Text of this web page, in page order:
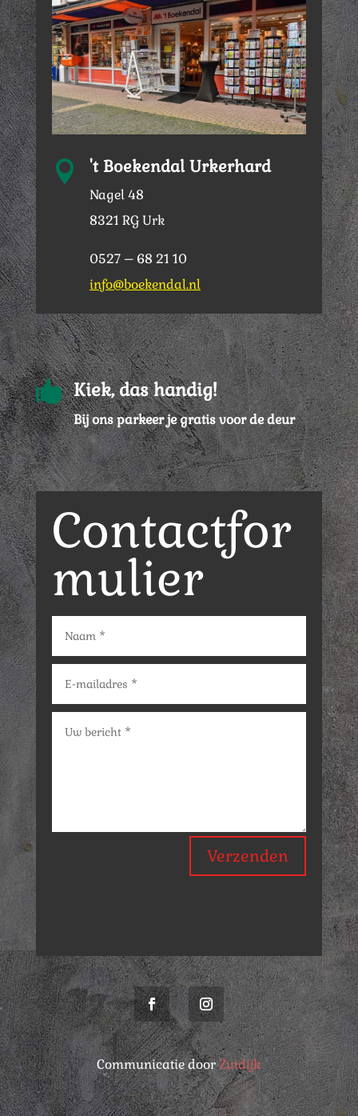
 't Boekendal Urkerhard
Nagel 48
8321 RG Urk
0527 – 68 21 10
info@boekendal.nl
 Kiek, das handig!
Bij ons parkeer je gratis voor de deur
Contactfor
mulier
Verzenden
Communicatie doorZuidijk